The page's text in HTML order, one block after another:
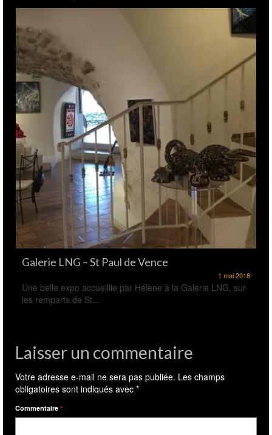
Galerie LNG – St Paul de Vence
1 mai 2018
Une belle expo accueillie par Hélène à la Galerie LNG, sur
les remparts de St...
Laisser un commentaire
Votre adresse e-mail ne sera pas publiée. Les champs
obligatoires sont indiqués avec *
Commentaire *